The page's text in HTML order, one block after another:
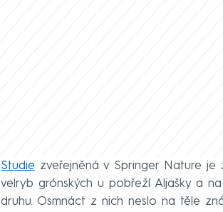
Studie zveřejněná v Springer Nature je
velryb grónských u pobřeží Aljašky a
druhu. Osmnáct z nich neslo na těle